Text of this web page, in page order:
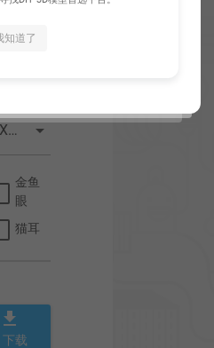
ADXL安装 (可选择) arrow_drop_down
金鱼
眼
猫耳
download
下载
知道了